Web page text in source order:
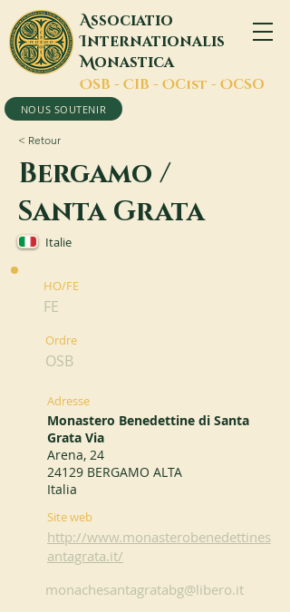
Associatio
Internationalis
Monastica
OSB - CIB - OCist - OCSO
NOUS SOUTENIR
< Retour
Bergamo /
Santa Grata
Italie
HO/FE
FE
Ordre
OSB
Adresse
Monastero Benedettine di Santa
Grata Via
Arena, 24
24129 BERGAMO ALTA
Italia
Site web
http://www.monasterobenedettines
antagrata.it/
monachesantagratabg@libero.it